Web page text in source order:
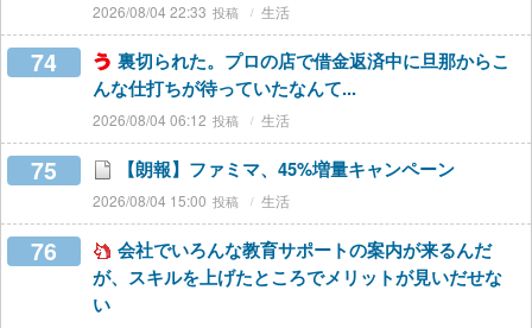
2026/08/04 22:33 生活
74
裏切られた。プロの店で借金返済中に旦那からこ
んな仕打ちが待っていたなんて...
2026/08/04 06:12 生活
75 【朗報】ファミマ、45%増量キャンペーン
2026/08/04 15:00 生活
76
会社でいろんな教育サポートの案内が来るんだ
が、スキルを上げたところでメリットが見いだせな
い